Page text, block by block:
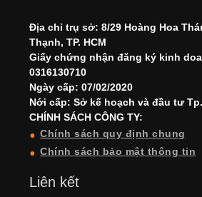
Địa chỉ trụ sở: 8/29 Hoàng Hoa
Thạnh, TP. HCM
Giấy chứng nhận đăng ký kinh
0316130710
Ngày cấp: 07/02/2020
Nới cấp: Sở kế hoạch và đầu tư
CHÍNH SÁCH CÔNG TY:
Chính sách quy định chung
Chính sách bảo mật thông tin
Liên kết